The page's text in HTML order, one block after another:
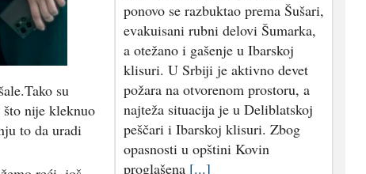
su
što nije kleknuo
to da uradi
ponovo se razbuktao prema Šušari,
evakuisani rubni delovi Šumarka,
a otežano i gašenje u Ibarskoj
klisuri. U Srbiji je aktivno devet
požara na otvorenom prostoru, a
najteža situacija je u Deliblatskoj
peščari i Ibarskoj klisuri. Zbog
opasnosti u opštini Kovin
proglašena [...]